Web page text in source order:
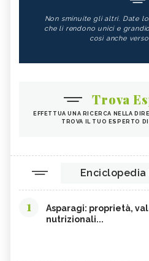
Non sminuite gli altri. Date
che li rendono unici e
così anche
Trova
EFFETTUA UNA RICERCA NELLA
TROVA IL TUO ESPERTO DI
1
Asparagi: proprietà,
nutrizionali...